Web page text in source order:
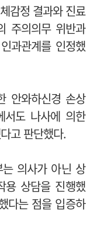
감정 결과와 진료
주의의무 위반과
과관계를 인정했
안와하신경 손상
서도 나사에 의한
고 판단했다.
의사가 아닌 상
용 상담을 진행했
다는 점을 입증하